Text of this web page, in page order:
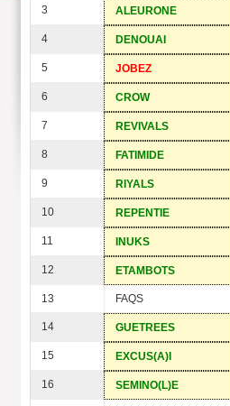
3 ALEURONE
4 DENOUAI
5 JOBEZ
6 CROW
7 REVIVALS
8 FATIMIDE
9 RIYALS
10 REPENTIE
11 INUKS
12 ETAMBOTS
13 FAQS
14 GUETREES
15 EXCUS(A)I
16 SEMINO(L)E